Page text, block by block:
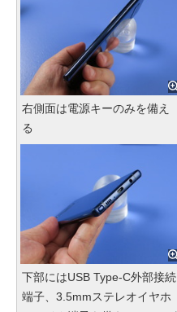
右側面は電源キーのみを備え
る
下部にはUSB Type-C外部接続
端子、3.5mmステレオイヤホ